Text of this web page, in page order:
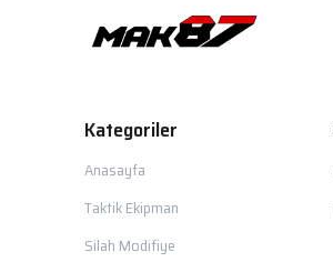
Kategoriler
Anasayfa
Taktik Ekipman
Silah Modifiye